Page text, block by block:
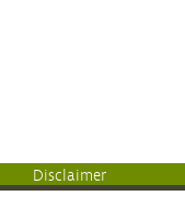
Disclaimer